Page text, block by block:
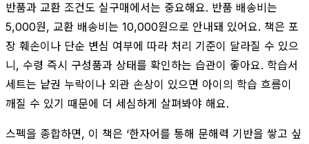
반품과 교환 조건도 실구매에서는 중요해요. 반품 배송비는
5,000원, 교환 배송비는 10,000원으로 안내돼 있어요. 책은 포
장 훼손이나 단순 변심 여부에 따라 처리 기준이 달라질 수 있으
니, 수령 즉시 구성품과 상태를 확인하는 습관이 좋아요. 학습서
세트는 낱권 누락이나 외관 손상이 있으면 아이의 학습 흐름이
깨질 수 있기 때문에 더 세심하게 살펴봐야 해요.
스펙을 종합하면, 이 책은 ‘한자어를 통해 문해력 기반을 쌓고 싶